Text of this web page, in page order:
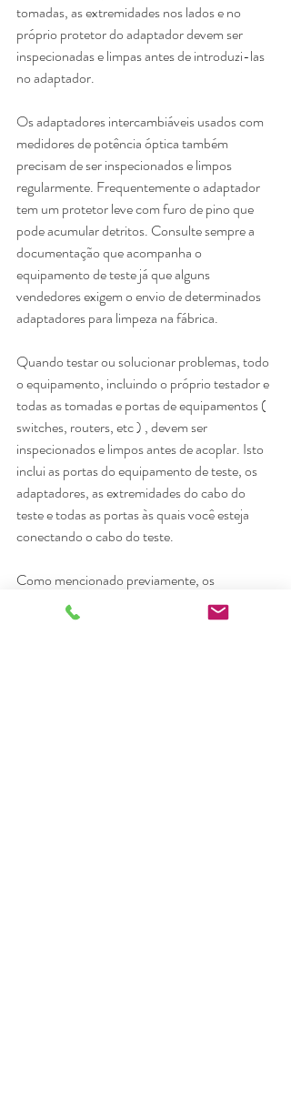
tomadas, as extremidades nos lados e no
próprio protetor do adaptador devem ser
inspecionadas e limpas antes de introduzi-las
no adaptador.
Os adaptadores intercambiáveis usados com
medidores de potência óptica também
precisam de ser inspecionados e limpos
regularmente. Frequentemente o adaptador
tem um protetor leve com furo de pino que
pode acumular detritos. Consulte sempre a
documentação que acompanha o
equipamento de teste já que alguns
vendedores exigem o envio de determinados
adaptadores para limpeza na fábrica.
Quando testar ou solucionar problemas, todo
o equipamento, incluindo o próprio testador e
todas as tomadas e portas de equipamentos (
switches, routers, etc ) , devem ser
inspecionados e limpos antes de acoplar. Isto
inclui as portas do equipamento de teste, os
adaptadores, as extremidades do cabo do
teste e todas as portas às quais você esteja
conectando o cabo do teste.
Como mencionado previamente, os
protetores contra pó e o acoplamento podem
ser uma fonte de contaminação.